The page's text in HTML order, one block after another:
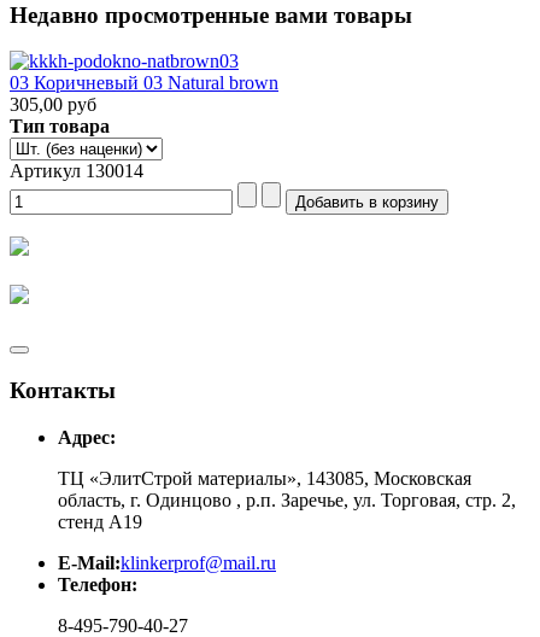
Недавно просмотренные вами товары
03 Коричневый 03 Natural brown
305,00 руб
Тип товара
Артикул 130014
Контакты
Адрес:
ТЦ «ЭлитСтрой материалы», 143085, Московская
область, г. Одинцово , р.п. Заречье, ул. Торговая, стр. 2,
стенд А19
E-Mail:klinkerprof@mail.ru
Телефон:
8-495-790-40-27